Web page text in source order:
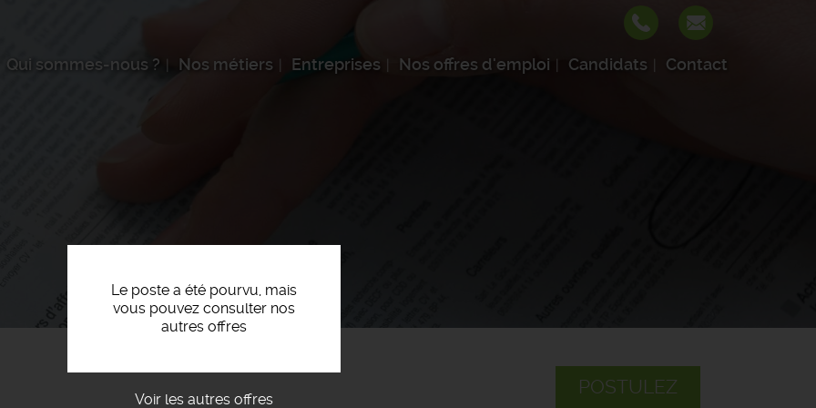
Qui sommes-nous ? Nos métiers Entreprises Nos offres d'emploi Candidats Contact
Le poste a été pourvu, mais
vous pouvez consulter nos
autres offres
Voir les autres offres
POSTULEZ